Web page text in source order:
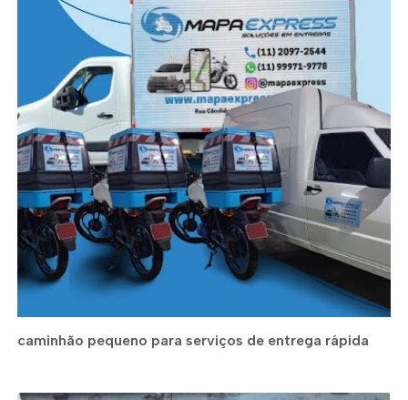
caminhão pequeno para serviços de entrega rápida